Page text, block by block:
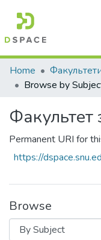
Communities &
All of DSpace
Home
Browse by
Факультет
Permanent URI for
https://
Browse